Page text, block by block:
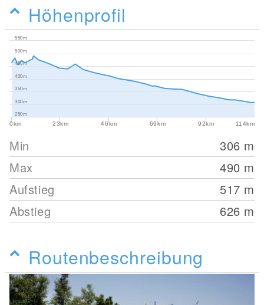
Höhenprofil
0km 23km 46km 69km 92km 114km
250m
300m
350m
400m
450m
500m
550m
Min 306 m
Max
490 m
Aufstieg
517 m
Abstieg
626 m
Routenbeschreibung